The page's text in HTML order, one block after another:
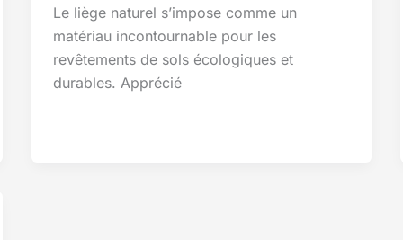
Le liège naturel s’impose comme un
matériau incontournable pour les
revêtements de sols écologiques et
durables. Apprécié